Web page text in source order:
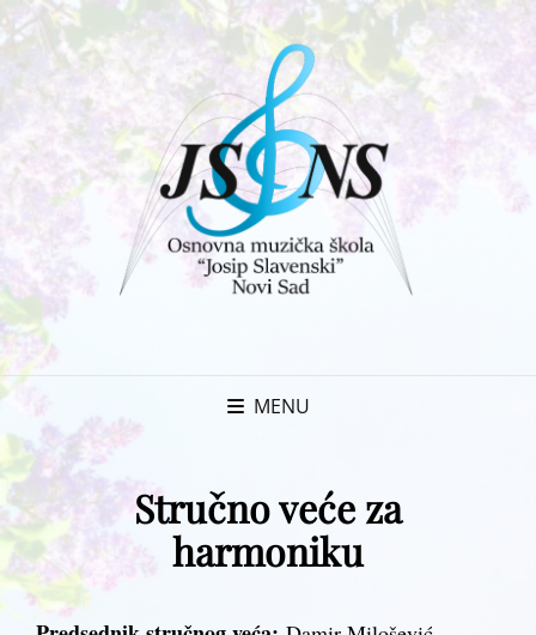
MENU
Stručno veće za
harmoniku